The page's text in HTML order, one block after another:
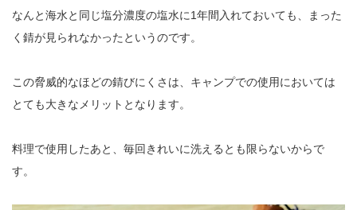
なんと海水と同じ塩分濃度の塩水に1年間入れておいても、まった
く錆が見られなかったというのです。
この脅威的なほどの錆びにくさは、キャンプでの使用においては
とても大きなメリットとなります。
料理で使用したあと、毎回きれいに洗えるとも限らないからで
す。